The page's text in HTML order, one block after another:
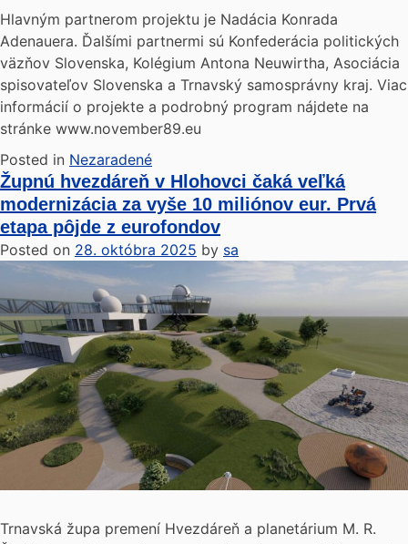
Hlavným partnerom projektu je Nadácia Konrada
Adenauera. Ďalšími partnermi sú Konfederácia politických
väzňov Slovenska, Kolégium Antona Neuwirtha, Asociácia
spisovateľov Slovenska a Trnavský samosprávny kraj. Viac
informácií o projekte a podrobný program nájdete na
stránke www.november89.eu
Posted in Nezaradené
Župnú hvezdáreň v Hlohovci čaká veľká
modernizácia za vyše 10 miliónov eur. Prvá
etapa pôjde z eurofondov
Posted on 28. októbra 2025 by sa
Trnavská župa premení Hvezdáreň a planetárium M. R.